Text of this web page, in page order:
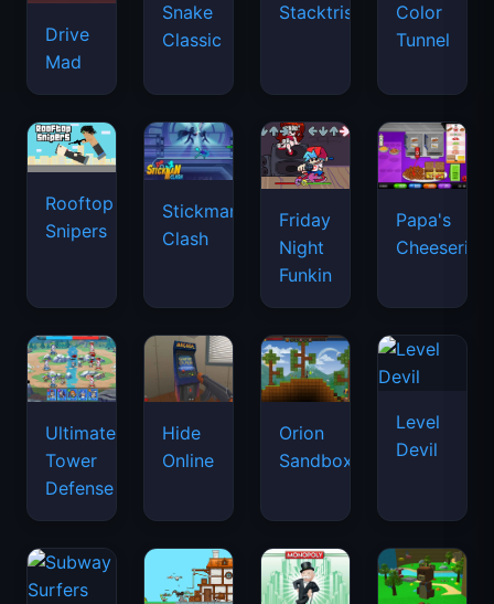
Drive
Mad
Snake
Classic
Stacktris
Color
Tunnel
Rooftop
Snipers
Stickman
Clash
Friday
Night
Funkin
Papa's
Cheeseria
Ultimate
Tower
Defense
Hide
Online
Orion
Sandbox
Level
Devil